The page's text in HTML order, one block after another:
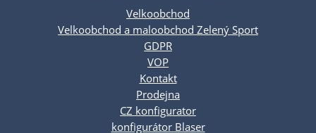
Velkoobchod
Velkoobchod a maloobchod Zelený Sport
GDPR
VOP
Kontakt
Prodejna
CZ konfigurator
konfigurátor Blaser